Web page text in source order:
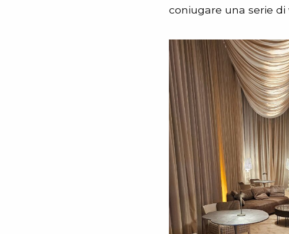
coniugare una serie di